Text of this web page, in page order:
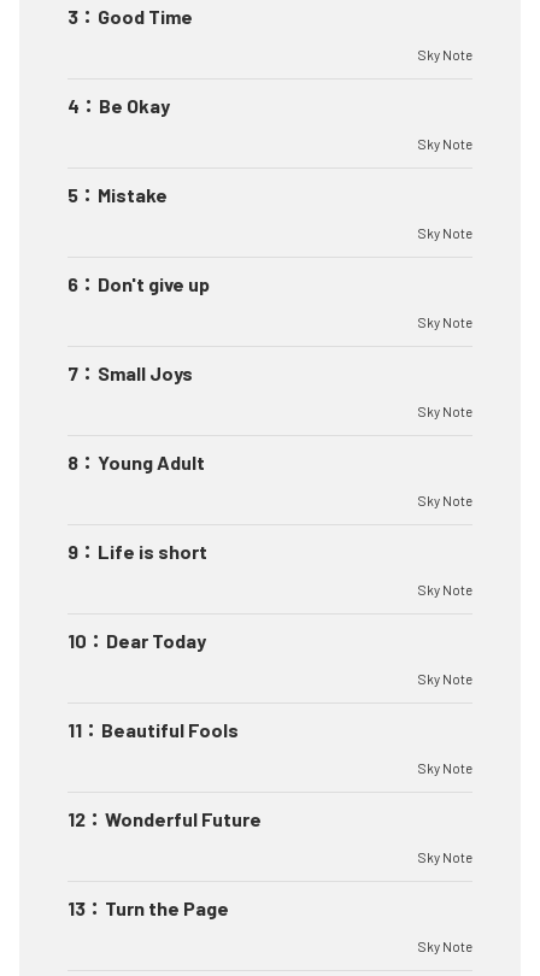
3 ： Good Time
Sky Note
4 ： Be Okay
Sky Note
5 ： Mistake
Sky Note
6 ： Don't give up
Sky Note
7 ： Small Joys
Sky Note
8 ： Young Adult
Sky Note
9 ： Life is short
Sky Note
10 ： Dear Today
Sky Note
11 ： Beautiful Fools
Sky Note
12 ： Wonderful Future
Sky Note
13 ： Turn the Page
Sky Note